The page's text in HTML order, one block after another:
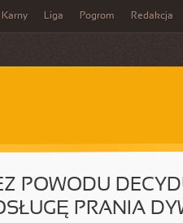
Karny Liga Pogrom Redakcja
POWODU
PRANIA